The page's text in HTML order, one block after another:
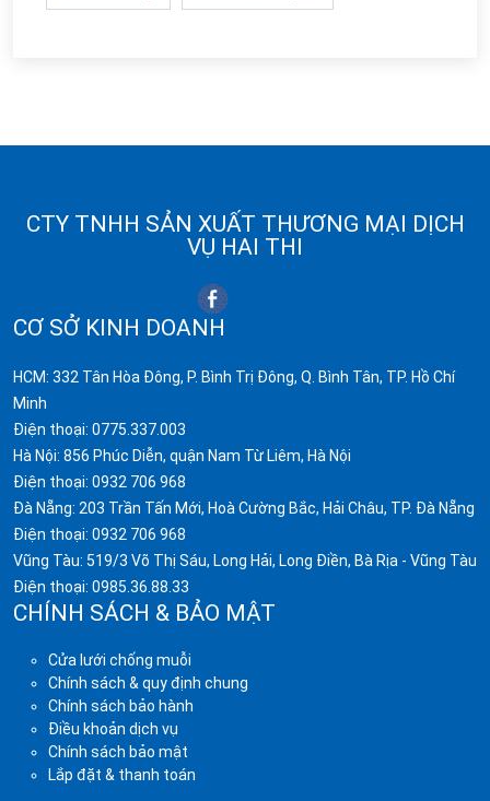
CTY TNHH SẢN XUẤT THƯƠNG MẠI DỊCH
VỤ HAI THI
CƠ SỞ KINH DOANH
HCM: 332 Tân Hòa Đông, P. Bình Trị Đông, Q. Bình Tân, TP. Hồ Chí
Minh
Điện thoại: 0775.337.003
Hà Nội: 856 Phúc Diễn, quận Nam Từ Liêm, Hà Nội
Điện thoại: 0932 706 968
Đà Nẵng: 203 Trần Tấn Mới, Hoà Cường Bắc, Hải Châu, TP. Đà Nẵng
Điện thoại: 0932 706 968
Vũng Tàu: 519/3 Võ Thị Sáu, Long Hải, Long Điền, Bà Rịa - Vũng Tàu
Điện thoại: 0985.36.88.33
CHÍNH SÁCH & BẢO MẬT
Cửa lưới chống muỗi
Chính sách & quy định chung
Chính sách bảo hành
Điều khoản dịch vụ
Chính sách bảo mật
Lắp đặt & thanh toán